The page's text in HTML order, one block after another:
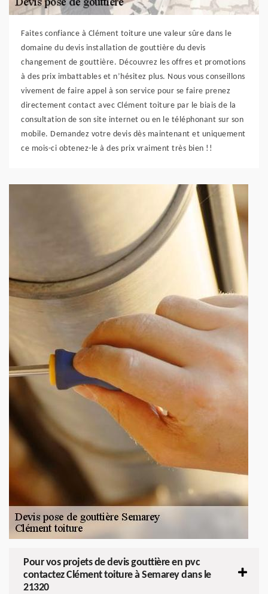
Faites confiance à Clément toiture une valeur sûre dans le
domaine du devis installation de gouttière du devis
changement de gouttière. Découvrez les offres et promotions
à des prix imbattables et n’hésitez plus. Nous vous conseillons
vivement de faire appel à son service pour se faire prenez
directement contact avec Clément toiture par le biais de la
consultation de son site internet ou en le téléphonant sur son
mobile. Demandez votre devis dès maintenant et uniquement
ce mois-ci obtenez-le à des prix vraiment très bien !!
Pour vos projets de devis gouttière en pvc
contactez Clément toiture à Semarey dans le
21320